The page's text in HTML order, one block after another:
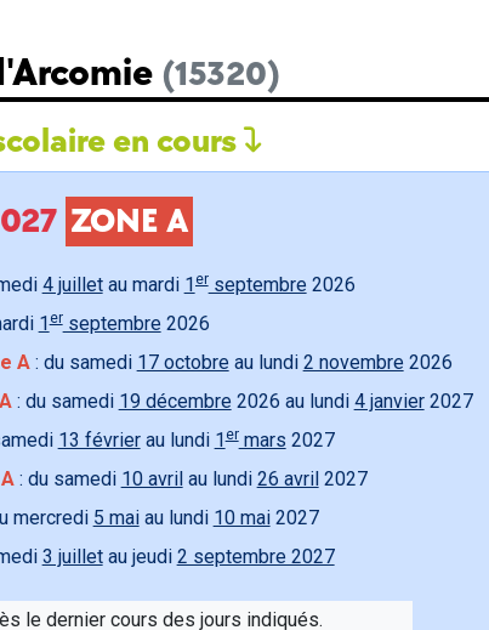
(15320)
en cours
ZONE A
4 juilletau mardi 1 erseptembre 2026
1erseptembre 2026
A: du samedi 17 octobre au lundi 2 novembre 2026
: du samedi 19 décembre 2026 au lundi 4 janvier2027
13 févrierau lundi 1ermars 2027
: du samedi 10 avril au lundi 26 avril 2027
mercredi 5 maiau lundi 10 mai2027
3 juilletau jeudi 2 septembre 2027
le dernier cours des jours indiqués.